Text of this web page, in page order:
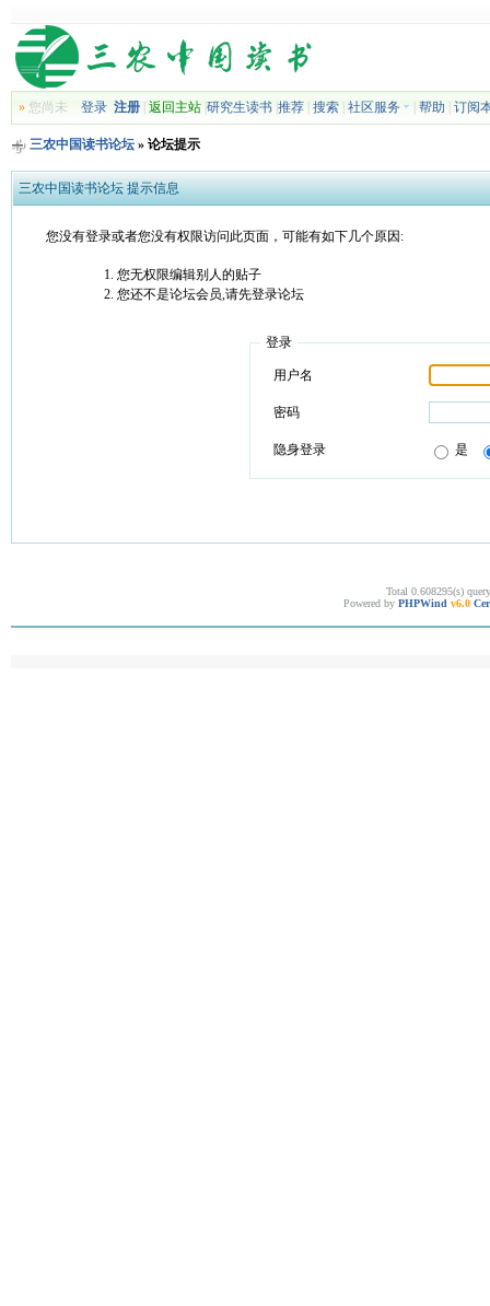
»您尚未 登录 注册| 返回主站| 研究生读书| 推荐| 搜索| 社区服务 帮助 订阅
三农中国读书论坛» 论坛提示
三农中国读书论坛 提示信息
您没有登录或者您没有权限访问此页面，可能有如下几个原因:
您无权限编辑别人的贴子
您还不是论坛会员,请先登录论坛
登录
用户名
密码
隐身登录 是
Total 0.608295(s)
Powered by PHPWind v6.0